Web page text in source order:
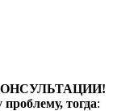
тогда: